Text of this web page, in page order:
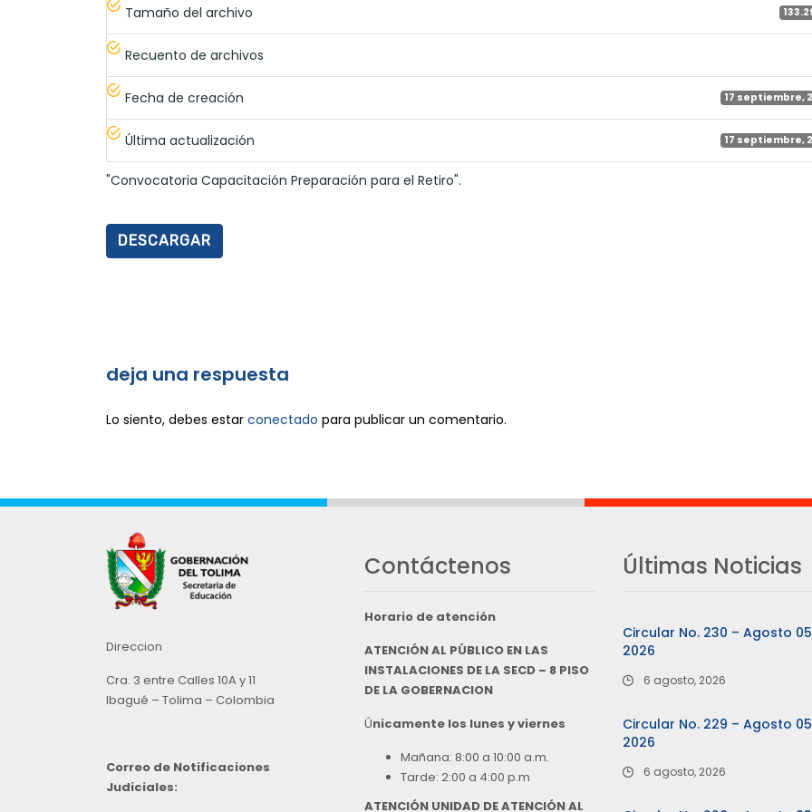
Tamaño del archivo
Recuento de archivos
Fecha de creación 17 septiembre,
Última actualización 17 septiembre,
"Convocatoria Capacitación Preparación para el Retiro".
DESCARGAR
deja una respuesta
Lo siento, debes estar conectado para publicar un comentario.
Direccion
Cra. 3 entre Calles 10A y 11
Ibagué – Tolima – Colombia
Correo de Notificaciones
Judiciales:
Contáctenos
Horario de atención
ATENCIÓN AL PÚBLICO EN LAS
INSTALACIONES DE LA SECD – 8 PISO
DE LA GOBERNACION
Únicamente los lunes y viernes
Mañana: 8:00 a 10:00 a.m.
Tarde: 2:00 a 4:00 p.m
ATENCIÓN UNIDAD DE ATENCIÓN AL
Últimas Noticias
Circular No. 230 – Agosto
2026
6 agosto, 2026
Circular No. 229 – Agosto
2026
6 agosto, 2026